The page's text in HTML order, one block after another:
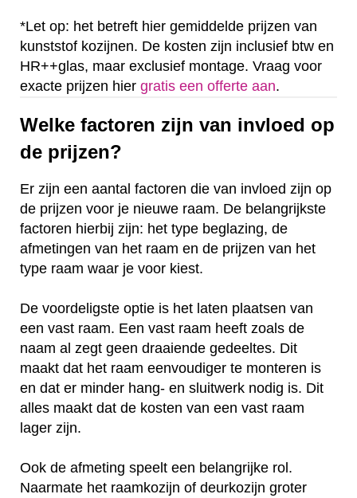
*Let op: het betreft hier gemiddelde prijzen van
kunststof kozijnen. De kosten zijn inclusief btw en
HR++glas, maar exclusief montage. Vraag voor
exacte prijzen hier gratis een offerte aan.
Welke factoren zijn van invloed op
de prijzen?
Er zijn een aantal factoren die van invloed zijn op
de prijzen voor je nieuwe raam. De belangrijkste
factoren hierbij zijn: het type beglazing, de
afmetingen van het raam en de prijzen van het
type raam waar je voor kiest.
De voordeligste optie is het laten plaatsen van
een vast raam. Een vast raam heeft zoals de
naam al zegt geen draaiende gedeeltes. Dit
maakt dat het raam eenvoudiger te monteren is
en dat er minder hang- en sluitwerk nodig is. Dit
alles maakt dat de kosten van een vast raam
lager zijn.
Ook de afmeting speelt een belangrijke rol.
Naarmate het raamkozijn of deurkozijn groter